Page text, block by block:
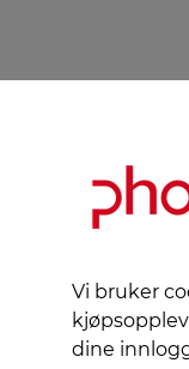
Vi bruker
dine